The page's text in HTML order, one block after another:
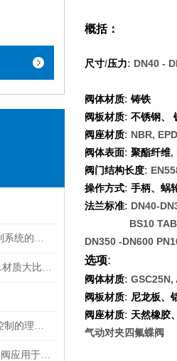
概括：
尺寸/压力: DN40 -
阀体材质: 铸铁
阀板材质: 不锈钢、
阀座材质: NBR,
阀体表面: 聚酯纤维,
阀门结构长度:
操作方式: 手柄、蜗
法兰标准: DN40-
BS10
DN350 -DN600
选项:
阀体材质: GSC25N,
阀板材质: 尼龙板、
阀座材质: 天然橡胶
气动对夹四氟蝶阀
手动三通螺纹球阀：流体控制系统的灵活枢纽
201、304、304L、316、316L材质大比拼，你选对了吗？
气动软密封蝶阀：工业流体控制的理想之选
弗雷西阀门-气动球阀,气动蝶阀应用于奎克化学（中国）有限公司